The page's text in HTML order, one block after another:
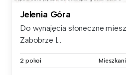
Jelenia Góra
Do wynajęcia słoneczne
Zabobrze I...
2 pokoi